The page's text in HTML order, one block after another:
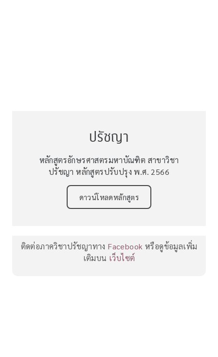
ปรัชญา
หลักสูตรอักษรศาสตรมหาบัณฑิต สาขาวิชา
ปรัชญา หลักสูตรปรับปรุง พ.ศ. 2566
ดาวน์โหลดหลักสูตร
ติดต่อภาควิชาปรัชญาทาง Facebook หรือดูข้อมูลเพิ่ม
เติมบน เว็บไซต์